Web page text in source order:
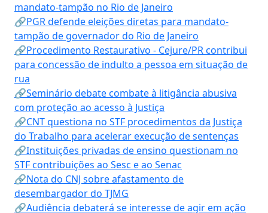
mandato-tampão no Rio de Janeiro
🔗PGR defende eleições diretas para mandato-
tampão de governador do Rio de Janeiro
🔗Procedimento Restaurativo - Cejure/PR contribui
para concessão de indulto a pessoa em situação de
rua
🔗Seminário debate combate à litigância abusiva
com proteção ao acesso à Justiça
🔗CNT questiona no STF procedimentos da Justiça
do Trabalho para acelerar execução de sentenças
🔗Instituições privadas de ensino questionam no
STF contribuições ao Sesc e ao Senac
🔗Nota do CNJ sobre afastamento de
desembargador do TJMG
🔗Audiência debaterá se interesse de agir em ação